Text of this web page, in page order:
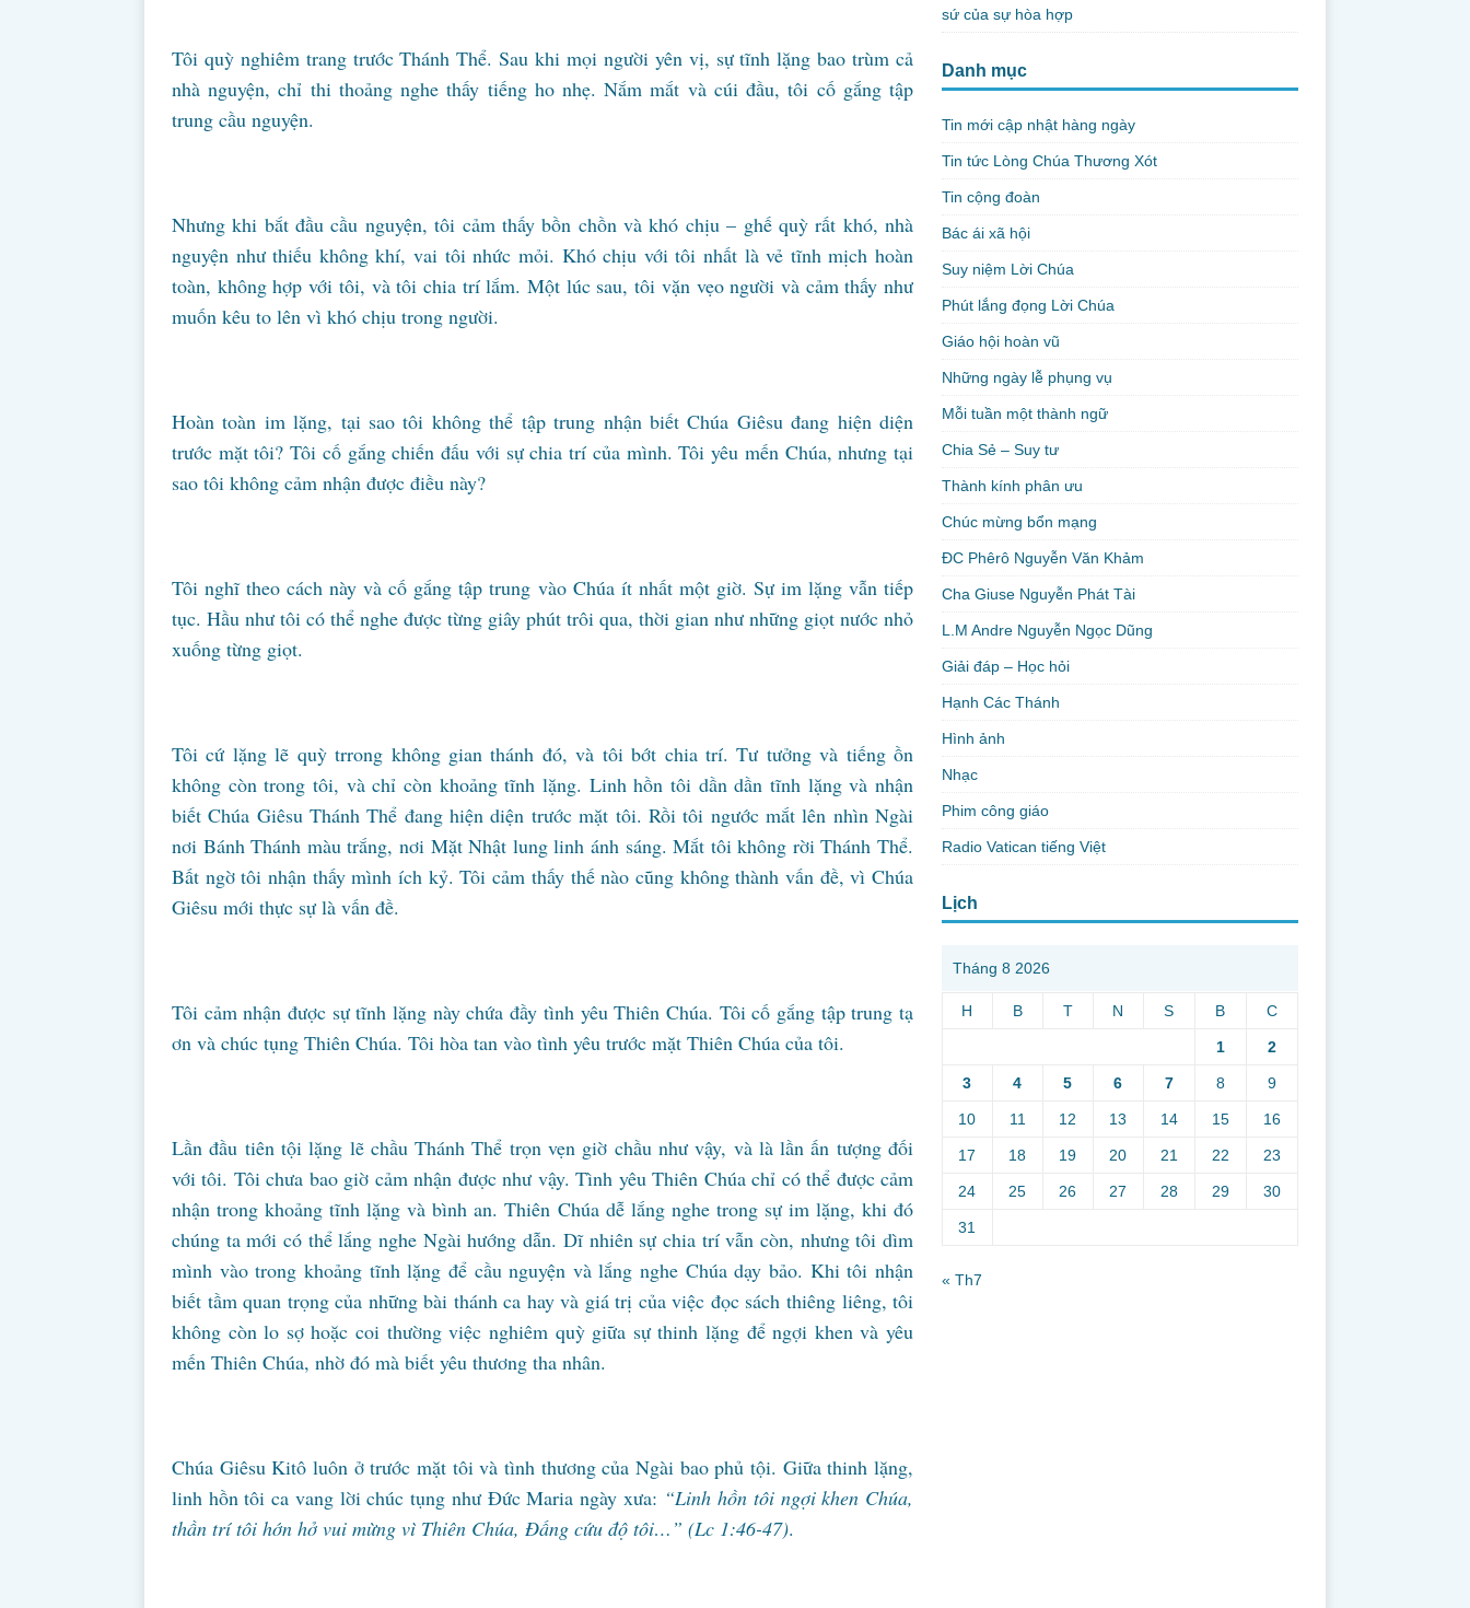
Tôi quỳ nghiêm trang trước Thánh Thể. Sau khi mọi người yên vị, sự tĩnh lặng bao trùm cả
nhà nguyện, chỉ thi thoảng nghe thấy tiếng ho nhẹ. Nắm mắt và cúi đầu, tôi cố gắng tập
trung cầu nguyện.
Nhưng khi bắt đầu cầu nguyện, tôi cảm thấy bồn chồn và khó chịu – ghế quỳ rất khó, nhà
nguyện như thiếu không khí, vai tôi nhức mỏi. Khó chịu với tôi nhất là vẻ tĩnh mịch hoàn
toàn, không hợp với tôi, và tôi chia trí lắm. Một lúc sau, tôi vặn vẹo người và cảm thấy như
muốn kêu to lên vì khó chịu trong người.
Hoàn toàn im lặng, tại sao tôi không thể tập trung nhận biết Chúa Giêsu đang hiện diện
trước mặt tôi? Tôi cố gắng chiến đấu với sự chia trí của mình. Tôi yêu mến Chúa, nhưng tại
sao tôi không cảm nhận được điều này?
Tôi nghĩ theo cách này và cố gắng tập trung vào Chúa ít nhất một giờ. Sự im lặng vẫn tiếp
tục. Hầu như tôi có thể nghe được từng giây phút trôi qua, thời gian như những giọt nước nhỏ
xuống từng giọt.
Tôi cứ lặng lẽ quỳ trrong không gian thánh đó, và tôi bớt chia trí. Tư tưởng và tiếng ồn
không còn trong tôi, và chỉ còn khoảng tĩnh lặng. Linh hồn tôi dần dần tĩnh lặng và nhận
biết Chúa Giêsu Thánh Thể đang hiện diện trước mặt tôi. Rồi tôi ngước mắt lên nhìn Ngài
nơi Bánh Thánh màu trắng, nơi Mặt Nhật lung linh ánh sáng. Mắt tôi không rời Thánh Thể.
Bất ngờ tôi nhận thấy mình ích kỷ. Tôi cảm thấy thế nào cũng không thành vấn đề, vì Chúa
Giêsu mới thực sự là vấn đề.
Tôi cảm nhận được sự tĩnh lặng này chứa đầy tình yêu Thiên Chúa. Tôi cố gắng tập trung tạ
ơn và chúc tụng Thiên Chúa. Tôi hòa tan vào tình yêu trước mặt Thiên Chúa của tôi.
Lần đầu tiên tội lặng lẽ chầu Thánh Thể trọn vẹn giờ chầu như vậy, và là lần ấn tượng đối
với tôi. Tôi chưa bao giờ cảm nhận được như vậy. Tình yêu Thiên Chúa chỉ có thể được cảm
nhận trong khoảng tĩnh lặng và bình an. Thiên Chúa dễ lắng nghe trong sự im lặng, khi đó
chúng ta mới có thể lắng nghe Ngài hướng dẫn. Dĩ nhiên sự chia trí vẫn còn, nhưng tôi dìm
mình vào trong khoảng tĩnh lặng để cầu nguyện và lắng nghe Chúa dạy bảo. Khi tôi nhận
biết tầm quan trọng của những bài thánh ca hay và giá trị của việc đọc sách thiêng liêng, tôi
không còn lo sợ hoặc coi thường việc nghiêm quỳ giữa sự thinh lặng để ngợi khen và yêu
mến Thiên Chúa, nhờ đó mà biết yêu thương tha nhân.
Chúa Giêsu Kitô luôn ở trước mặt tôi và tình thương của Ngài bao phủ tội. Giữa thinh lặng,
linh hồn tôi ca vang lời chúc tụng như Đức Maria ngày xưa: “Linh hồn tôi ngợi khen Chúa,
thần trí tôi hớn hở vui mừng vì Thiên Chúa, Đấng cứu độ tôi…” (Lc 1:46-47).
sứ của sự hòa hợp
Danh mục
Tin mới cập nhật hàng ngày
Tin tức Lòng Chúa Thương Xót
Tin cộng đoàn
Bác ái xã hội
Suy niệm Lời Chúa
Phút lắng đọng Lời Chúa
Giáo hội hoàn vũ
Những ngày lễ phụng vụ
Mỗi tuần một thành ngữ
Chia Sẻ – Suy tư
Thành kính phân ưu
Chúc mừng bổn mạng
ĐC Phêrô Nguyễn Văn Khảm
Cha Giuse Nguyễn Phát Tài
L.M Andre Nguyễn Ngọc Dũng
Giải đáp – Học hỏi
Hạnh Các Thánh
Hình ảnh
Nhạc
Phim công giáo
Radio Vatican tiếng Việt
Lịch
Tháng 8 2026
H B T N S B C
1 2
3 4 5 6 7 8 9
10 11 12 13 14 15 16
17 18 19 20 21 22 23
24 25 26 27 28 29 30
31
« Th7